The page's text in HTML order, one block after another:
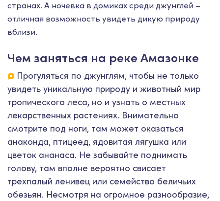
странах. А ночевка в домиках среди джунглей –
отличная возможность увидеть дикую природу
вблизи.
Чем заняться на реке Амазонке
Прогуляться по джунглям, чтобы не только
увидеть уникальную природу и животный мир
тропического леса, но и узнать о местных
лекарственных растениях. Внимательно
смотрите под ноги, там может оказаться
анаконда, птицеед, ядовитая лягушка или
цветок ананаса. Не забывайте поднимать
голову, там вполне вероятно свисает
трехпалый ленивец или семейство беличьих
обезьян. Несмотря на огромное разнообразие,